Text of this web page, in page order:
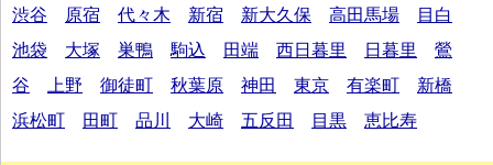
渋谷
原宿 代々木 新宿 新大久保 高田馬場
目白
池袋
大塚 巣鴨 駒込 田端 西日暮里 日暮里
鶯
谷
上野 御徒町 秋葉原 神田 東京 有楽町
新橋
浜松町
田町 品川 大崎 五反田 目黒 恵比寿